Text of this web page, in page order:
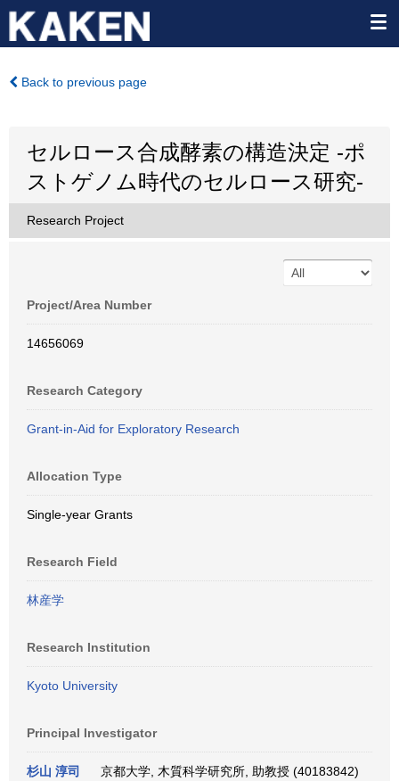
Back to previous page
セルロース合成酵素の構造決定 -ポ
ストゲノム時代のセルロース研究-
Research Project
Project/Area Number
14656069
Research Category
Grant-in-Aid for Exploratory Research
Allocation Type
Single-year Grants
Research Field
林産学
Research Institution
Kyoto University
Principal Investigator
杉山 淳司 京都大学, 木質科学研究所, 助教授 (40183842)